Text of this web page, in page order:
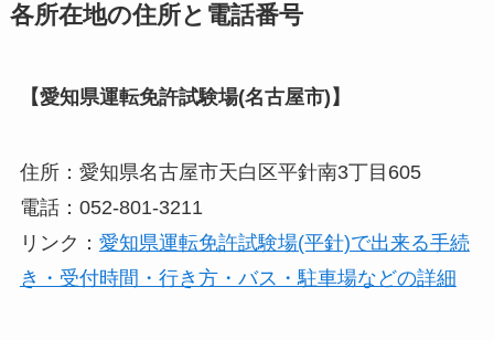
各所在地の住所と電話番号
【愛知県運転免許試験場(名古屋市)】
住所：愛知県名古屋市天白区平針南3丁目605
電話：052-801-3211
リンク： 愛知県運転免許試験場(平針)で出来る手続
き・受付時間・行き方・バス・駐車場などの詳細